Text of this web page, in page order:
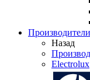
Производители
Назад
Electrolux